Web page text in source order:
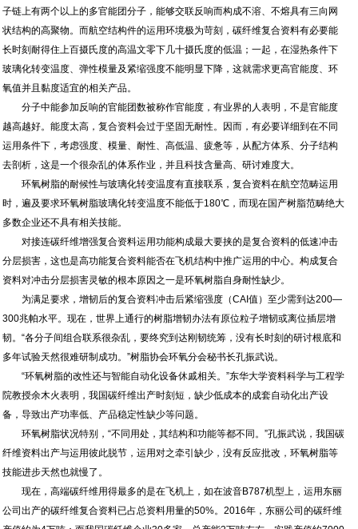
子链上有两个以上的多官能团分子，能够交联反响而构成不溶、不熔具有三向网
状结构的高聚物。而航空结构件的运用环境极为苛刻，碳纤维复合资料有必要能
长时刻耐得住上百摄氏度的高温文零下几十摄氏度的低温；一起，在湿热条件下
玻璃化转变温度、弹性模量及紧缩强度不能明显下降，这就需求更高官能度、环
氧值并且黏度适宜的相关产品。
分子中能参加反响的官能团数被称作官能度，有业界的人表明，不是官能度
越高越好。能度太高，复合资料会过于坚固无耐性。因而，有必要详细到在不同
运用条件下，考虑强度、模量、耐性、高低温、疲惫等，从配方体系、分子结构
去剖析，这是一个很杂乱的体系作业，并且科技含量高、研讨难度大。
环氧树脂的耐候性与玻璃化转变温度有直接联系，复合资料在航空范畴运用
时，遍及要求环氧树脂玻璃化转变温度不能低于180℃，而现在国产树脂范畴绝大
多数企业还不具有相关技能。
对接连碳纤维增强复合资料运用功能构成最大要挟的是复合资料的低速冲击
分层损害，这也是高功能复合资料能否在飞机结构中推广运用的中心。构成复合
资料对冲击分层损害灵敏的根本原因之一是环氧树脂自身耐性缺少。
为满足要求，增韧后的复合资料冲击后紧缩强度（CAI值）至少需到达200—
300兆帕水平。现在，世界上通行的树脂增韧办法有原位粒子增韧或离位插层增
韧。“各分子间组合联系很杂乱，要终究到达刚韧统筹，没有长时刻的研讨根底和
多年试验天然很难研制成功。”树脂协会环氧分会秘书长孔振武说。
“环氧树脂的改性还与智能自动化设备休戚相关。”东华大学资料科学与工程学
院教授余木火表明，我国碳纤维出产时刻短，缺少低成本的成套自动化出产设
备，导致出产功率低、产品稳定性缺少等问题。
环氧树脂状况特别，“不同用处，其结构和功能等都不同。”孔振武说，我国碳
纤维资料出产与运用彼此脱节，运用对之牵引缺少，没有反应批改，环氧树脂等
技能进步天然也就慢了。
现在，高端碳纤维用得最多的是在飞机上，如在波音B787机型上，运用东丽
公司出产的碳纤维复合资料已占总资料用量的50%。2016年，东丽公司的碳纤维